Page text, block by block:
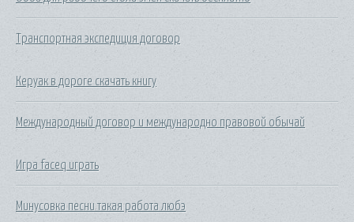
Транспортная экспедиция договор
Керуак в дороге скачать книгу
Международный договор и международно правовой обычай
Игра faceq играть
Минусовка песни такая работа любэ